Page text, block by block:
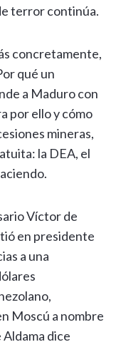
terror continúa.
concretamente,
qué un
a Maduro con
por ello y cómo
mineras,
la DEA, el
Víctor de
en presidente
a una
Moscú a nombre
dice